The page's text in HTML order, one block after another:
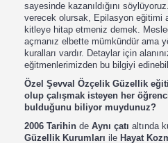
sayesinde kazanıldığını
verecek olursak, Epilasyon eğitimi
kitleye hitap etmeniz demek.
açmanız elbette mümkündür ama
kuralları vardır. Detaylar için
eğitmenlerimizden bu bilgiyi
Özel Şevval Özçelik Güzellik
olup çalışmak isteyen her
bulduğunu biliyor muydunuz?
2006 Tarihin de Aynı çatı altında
Güzellik Kurumları ile Hayat